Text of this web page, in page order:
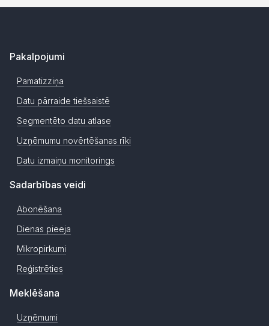
Pakalpojumi
Pamatizziņa
Datu pārraide tiešsaistē
Segmentēto datu atlase
Uzņēmumu novērtēšanas rīki
Datu izmaiņu monitorings
Sadarbības veidi
Abonēšana
Dienas pieeja
Mikropirkumi
Reģistrēties
Meklēšana
Uzņēmumi